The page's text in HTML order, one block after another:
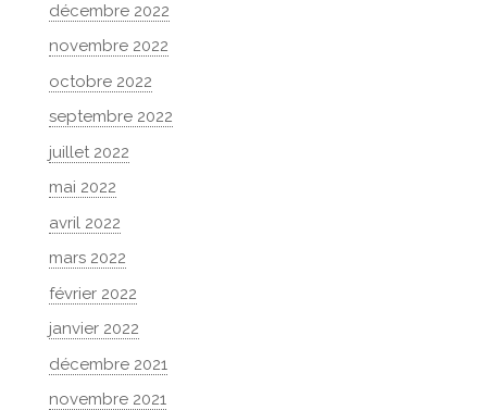
décembre 2022
novembre 2022
octobre 2022
septembre 2022
juillet 2022
mai 2022
avril 2022
mars 2022
février 2022
janvier 2022
décembre 2021
novembre 2021